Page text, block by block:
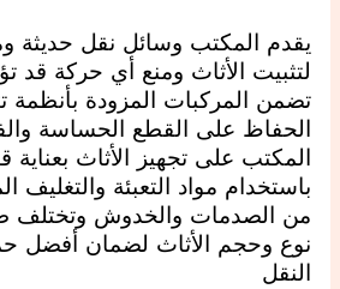
يقدم المكتب وسائل نقل حديثة
لتثبيت الأثاث ومنع أي حركة قد
تضمن المركبات المزودة بأنظمة
الحفاظ على القطع الحساسة
المكتب على تجهيز الأثاث
باستخدام مواد التعبئة والتغليف
من الصدمات والخدوش وتختلف
نوع وحجم الأثاث لضمان أفضل
النقل